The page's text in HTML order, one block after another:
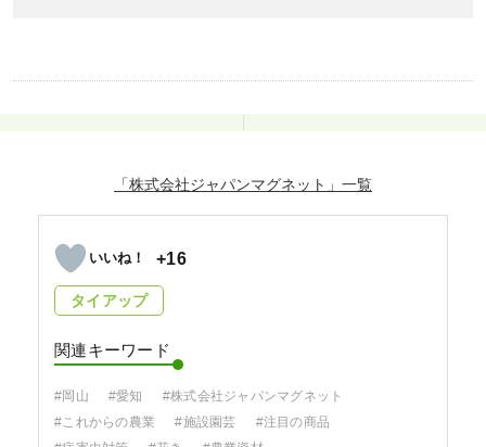
「株式会社ジャパンマグネット」
+16
タイアップ
関連キーワード
#岡山 #愛知
#株式会社ジャパンマグネット
#これからの農業
#施設園芸
#注目の商品